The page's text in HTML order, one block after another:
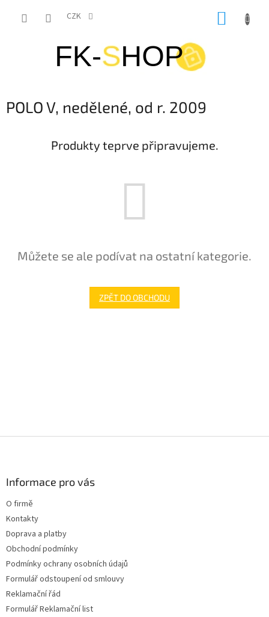
CZK
POLO V, nedělené, od r. 2009
Produkty teprve připravujeme.
Můžete se ale podívat na ostatní kategorie.
ZPĚT DO OBCHODU
Informace pro vás
O firmě
Kontakty
Doprava a platby
Obchodní podmínky
Podmínky ochrany osobních údajů
Formulář odstoupení od smlouvy
Reklamační řád
Formulář Reklamační list